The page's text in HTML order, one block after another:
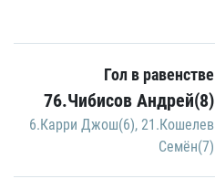
Гол в равенстве
76.Чибисов Андрей(8)
6.Карри Джош(6), 21.Кошелев
Семён(7)